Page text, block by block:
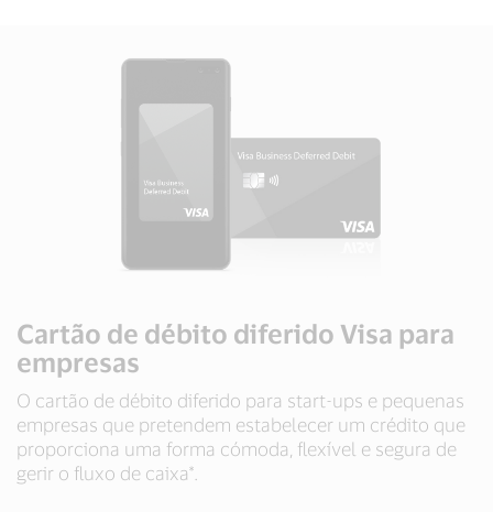
Cartão de débito diferido Visa para
empresas
O cartão de débito diferido para start-ups e pequenas
empresas que pretendem estabelecer um crédito que
proporciona uma forma cómoda, flexível e segura de
gerir o fluxo de caixa*.